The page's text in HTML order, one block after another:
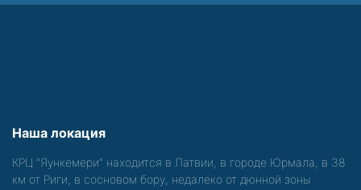
Наша локация
КРЦ "Яункемери" находится в Латвии, в городе Юрмала, в 38
км от Риги, в сосновом бору, недалеко от дюнной зоны